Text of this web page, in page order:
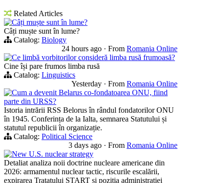
Related Articles
Câți muște sunt în lume?
Câți muște sunt în lume?
Catalog: Biology
24 hours ago · From Romania Online
Ce limbă vorbitorilor consideră limba rusă frumoasă?
Cine își pare frumos limba rusă
Catalog: Linguistics
Yesterday · From Romania Online
Cum a devenit Belarus co-fondatoarea ONU, fiind
parte din URSS?
Istoria intrării RSS Belorus în rândul fondatorilor ONU
în 1945. Conferința de la Ialta, semnarea Statutului și
statutul republicii în organizație.
Catalog: Political Science
3 days ago · From Romania Online
New U.S. nuclear strategy
Detaliat analiza noii doctrine nucleare americane din
2026: armamentul nuclear tactic, riscurile escalării,
expirarea Tratatului START și poziția administrației